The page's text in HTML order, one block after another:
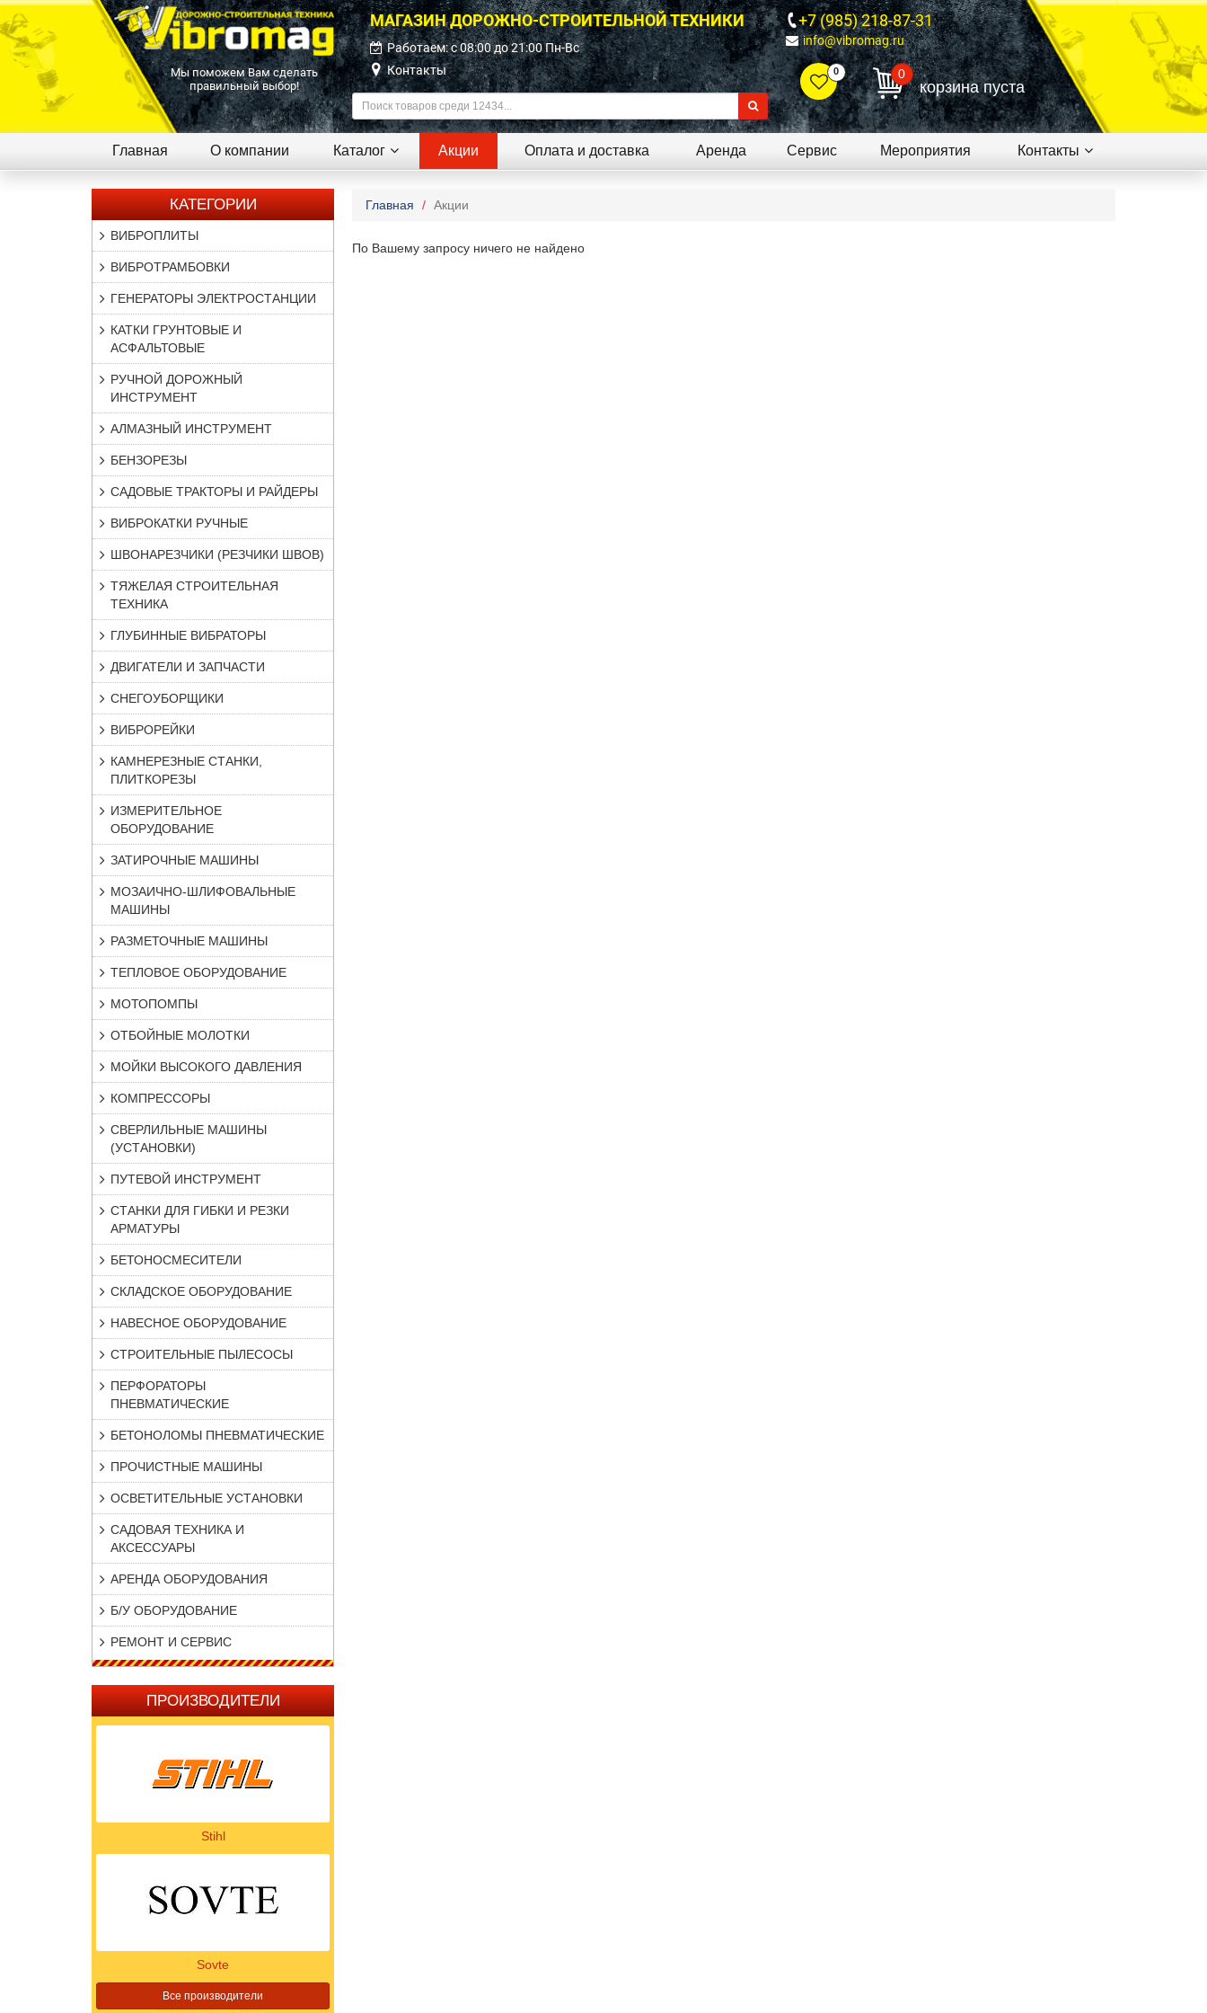
Мы поможем Вам сделать
правильный выбор!
МАГАЗИН ДОРОЖНО-СТРОИТЕЛЬНОЙ ТЕХНИКИ
Работаем: c 08:00 до 21:00 Пн-Вс
Контакты
+7 (985) 218-87-31
info@vibromag.ru
0 0
корзина пуста
Главная О компании Каталог Акции Оплата и доставка Аренда Сервис Мероприятия Контакты
КАТЕГОРИИ
ВИБРОПЛИТЫ
ВИБРОТРАМБОВКИ
ГЕНЕРАТОРЫ ЭЛЕКТРОСТАНЦИИ
КАТКИ ГРУНТОВЫЕ И
АСФАЛЬТОВЫЕ
РУЧНОЙ ДОРОЖНЫЙ
ИНСТРУМЕНТ
АЛМАЗНЫЙ ИНСТРУМЕНТ
БЕНЗОРЕЗЫ
САДОВЫЕ ТРАКТОРЫ И РАЙДЕРЫ
ВИБРОКАТКИ РУЧНЫЕ
ШВОНАРЕЗЧИКИ (РЕЗЧИКИ ШВОВ)
ТЯЖЕЛАЯ СТРОИТЕЛЬНАЯ
ТЕХНИКА
ГЛУБИННЫЕ ВИБРАТОРЫ
ДВИГАТЕЛИ И ЗАПЧАСТИ
СНЕГОУБОРЩИКИ
ВИБРОРЕЙКИ
КАМНЕРЕЗНЫЕ СТАНКИ,
ПЛИТКОРЕЗЫ
ИЗМЕРИТЕЛЬНОЕ
ОБОРУДОВАНИЕ
ЗАТИРОЧНЫЕ МАШИНЫ
МОЗАИЧНО-ШЛИФОВАЛЬНЫЕ
МАШИНЫ
РАЗМЕТОЧНЫЕ МАШИНЫ
ТЕПЛОВОЕ ОБОРУДОВАНИЕ
МОТОПОМПЫ
ОТБОЙНЫЕ МОЛОТКИ
МОЙКИ ВЫСОКОГО ДАВЛЕНИЯ
КОМПРЕССОРЫ
СВЕРЛИЛЬНЫЕ МАШИНЫ
(УСТАНОВКИ)
ПУТЕВОЙ ИНСТРУМЕНТ
СТАНКИ ДЛЯ ГИБКИ И РЕЗКИ
АРМАТУРЫ
БЕТОНОСМЕСИТЕЛИ
СКЛАДСКОЕ ОБОРУДОВАНИЕ
НАВЕСНОЕ ОБОРУДОВАНИЕ
СТРОИТЕЛЬНЫЕ ПЫЛЕСОСЫ
ПЕРФОРАТОРЫ
ПНЕВМАТИЧЕСКИЕ
БЕТОНОЛОМЫ ПНЕВМАТИЧЕСКИЕ
ПРОЧИСТНЫЕ МАШИНЫ
ОСВЕТИТЕЛЬНЫЕ УСТАНОВКИ
САДОВАЯ ТЕХНИКА И
АКСЕССУАРЫ
АРЕНДА ОБОРУДОВАНИЯ
Б/У ОБОРУДОВАНИЕ
РЕМОНТ И СЕРВИС
ПРОИЗВОДИТЕЛИ
Stihl
Sovte
Все производители
Главная Акции
По Вашему запросу ничего не найдено